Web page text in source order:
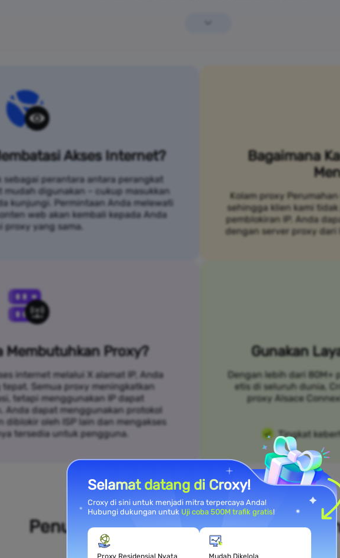
Akses Internet?
perantara antara perangkat
mudah digunakan – cukup masukkan
kunjungi. Permintaan Anda melewati
web akan kembali kepada Anda
proxy yang sama.
Bagaimana
Kolam proxy
sehingga klien kami
pemblokiran IP. Anda
dengan server proxy dari
Membutuhkan Proxy?
internet melalui X alamat IP, Anda
Semua proxy meningkatkan
tetapi menggunakan IP dapat
Anda dapat menggunakan protokol
diblokir oleh ISP lain dan mengakses
tersedia untuk pengguna.
Gunakan
Dengan lebih dari
etis di seluruh dunia,
proxy Alsace
Tingkat
Penuhi Kebutuhan Kasus
Selamat datang di Croxy!
Croxy di sini untuk menjadi mitra terpercaya Anda!
Hubungi dukungan untuk Uji coba 500M trafik gratis!
Proxy Residensial Nyata Mudah Dikelola